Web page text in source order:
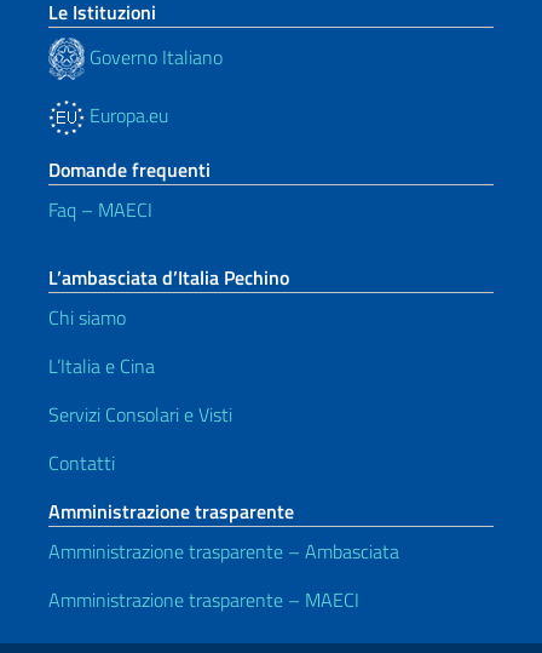
Le Istituzioni
Governo Italiano
Europa.eu
Domande frequenti
Faq – MAECI
L’ambasciata d’Italia Pechino
Chi siamo
L’Italia e Cina
Servizi Consolari e Visti
Contatti
Amministrazione trasparente
Amministrazione trasparente – Ambasciata
Amministrazione trasparente – MAECI